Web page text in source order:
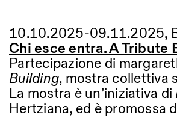
Facebook Instagram Linkedin Vimeo
10.10.2025-09.11.2025,
Chi esce entra. A
Partecipazione di
Building, mostra collettiva
La mostra è un’iniziativa di
Hertziana, ed è promossa